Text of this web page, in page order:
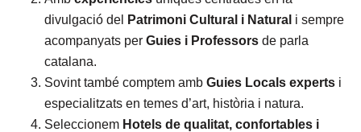
divulgació del
Patrimoni Cultural i Natural i sempre
acompanyats per Guies i Professors de parla
catalana.
Sovint també comptem amb Guies Locals experts i
especialitzats en temes d’art, història i natura.
Seleccionem Hotels de qualitat, confortables i